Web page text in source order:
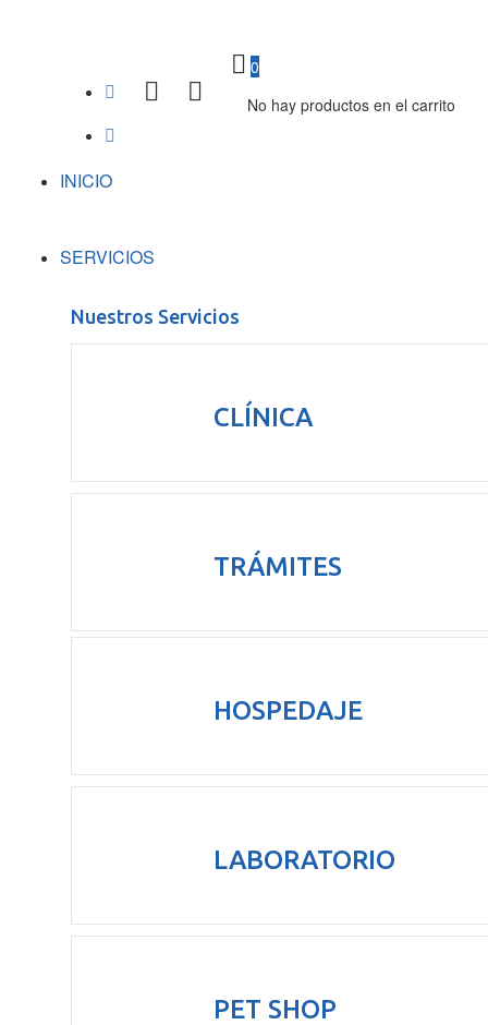
0
No hay productos en el carrito
INICIO
SERVICIOS
Nuestros Servicios
CLÍNICA
TRÁMITES
HOSPEDAJE
LABORATORIO
PET SHOP